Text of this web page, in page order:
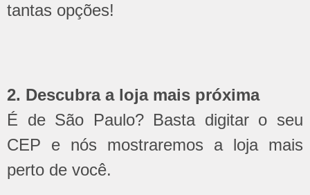
tantas opções!
2. Descubra a loja mais próxima
É de São Paulo? Basta digitar o seu
CEP e nós mostraremos a loja mais
perto de você.